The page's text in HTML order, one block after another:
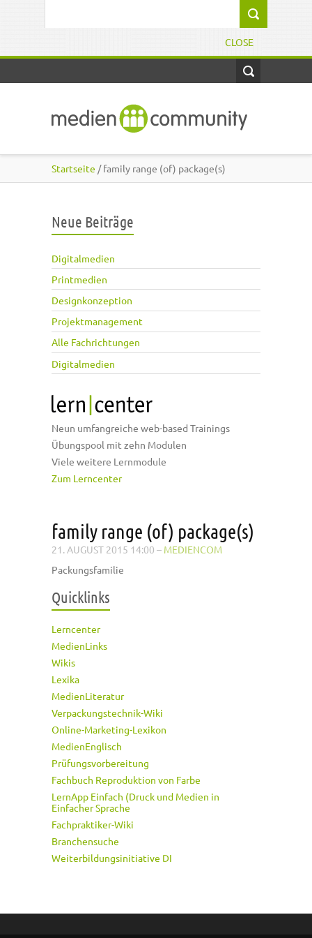
CLOSE
Startseite / family range (of) package(s)
Neue Beiträge
Digitalmedien
Printmedien
Designkonzeption
Projektmanagement
Alle Fachrichtungen
Digitalmedien
Neun umfangreiche web-based Trainings
Übungspool mit zehn Modulen
Viele weitere Lernmodule
Zum Lerncenter
family range (of) package(s)
21. AUGUST 2015 14:00 – MEDIENCOM
Packungsfamilie
Quicklinks
Lerncenter
MedienLinks
Wikis
Lexika
MedienLiteratur
Verpackungstechnik-Wiki
Online-Marketing-Lexikon
MedienEnglisch
Prüfungsvorbereitung
Fachbuch Reproduktion von Farbe
LernApp Einfach (Druck und Medien in
Einfacher Sprache
Fachpraktiker-Wiki
Branchensuche
Weiterbildungsinitiative DI